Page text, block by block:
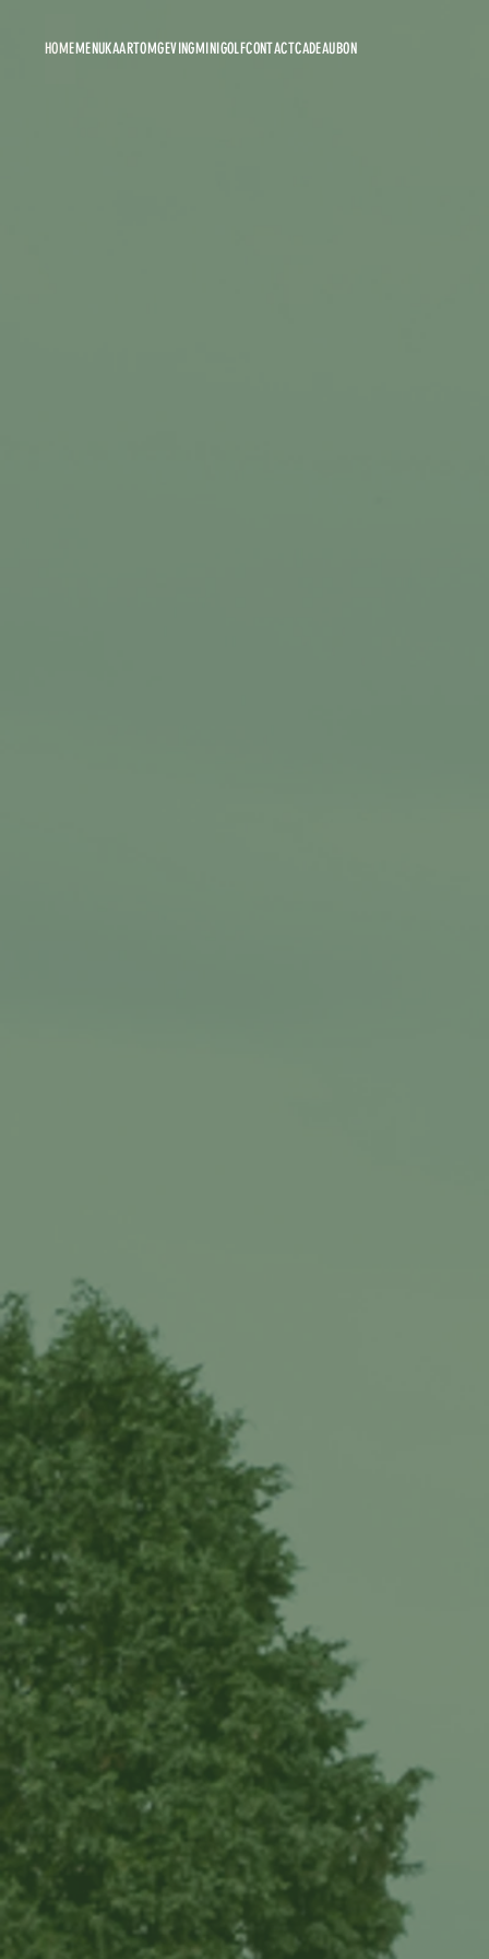
HOMEMENUKAARTOMGEVINGMINIGOLFCONTACTCADEAUBON